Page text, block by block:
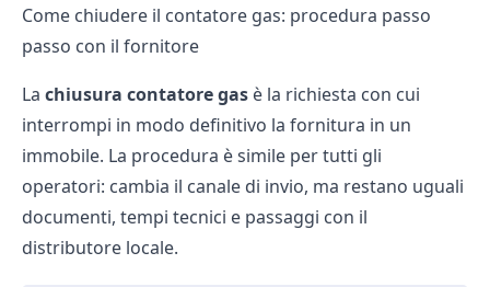
Come chiudere il contatore gas: procedura passo
passo con il fornitore
La chiusura contatore gas è la richiesta con cui
interrompi in modo definitivo la fornitura in un
immobile. La procedura è simile per tutti gli
operatori: cambia il canale di invio, ma restano uguali
documenti, tempi tecnici e passaggi con il
distributore locale.